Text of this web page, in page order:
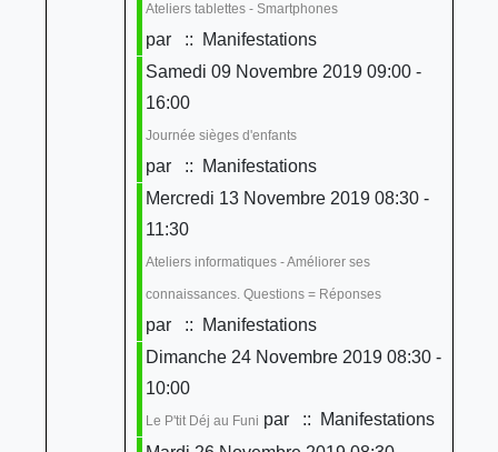
Ateliers tablettes - Smartphones
par
:: Manifestations
Samedi 09 Novembre 2019 09:00 -
16:00
Journée sièges d'enfants
par
:: Manifestations
Mercredi 13 Novembre 2019 08:30 -
11:30
Ateliers informatiques - Améliorer ses
connaissances. Questions = Réponses
par
:: Manifestations
Dimanche 24 Novembre 2019 08:30 -
10:00
Le P'tit Déj au Funi par
:: Manifestations